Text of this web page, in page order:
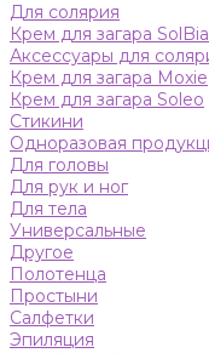
Для солярия
Крем для загара
Аксессуары для
Крем для загара Moxie
Крем для загара Soleo
Стикини
Одноразовая
Для головы
Для рук и ног
Для тела
Универсальные
Другое
Полотенца
Простыни
Салфетки
Эпиляция